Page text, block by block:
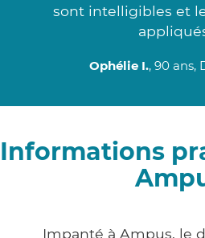
sont intelligibles et
Ophélie I., 90 ans,
Informations
Impanté à Ampus, le